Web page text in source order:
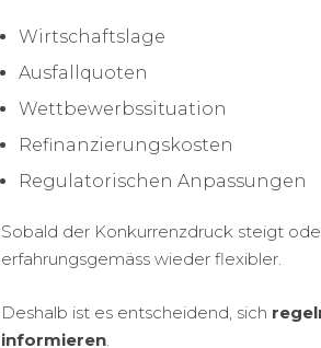
Wirtschaftslage
Ausfallquoten
Wettbewerbssituation
Refinanzierungskosten
Regulatorischen Anpassungen
Sobald der Konkurrenzdruck steigt
erfahrungsgemäss wieder flexibler.
Deshalb ist es entscheidend, sich
informieren.